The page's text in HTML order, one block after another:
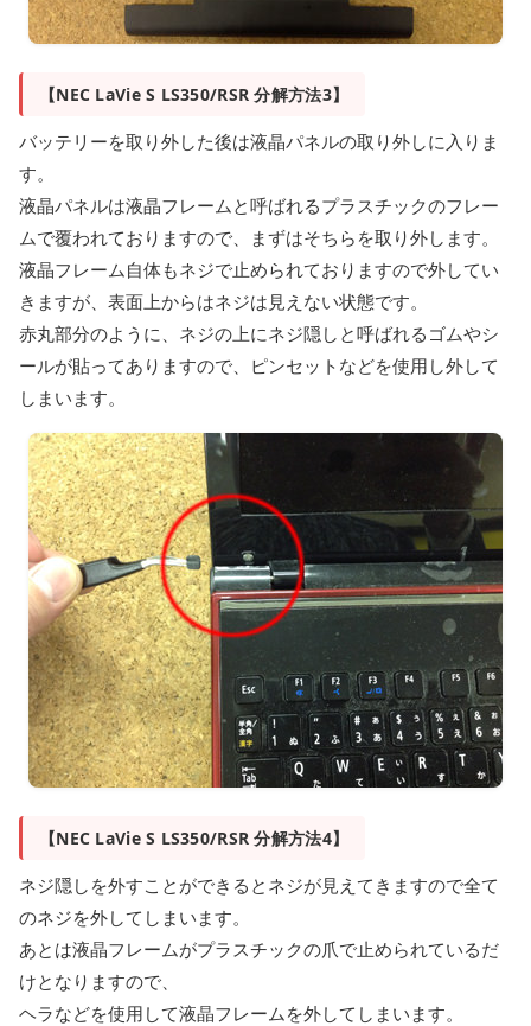
【NEC LaVie S LS350/RSR 分解方法3】
バッテリーを取り外した後は液晶パネルの取り外しに入りま
す。
液晶パネルは液晶フレームと呼ばれるプラスチックのフレー
ムで覆われておりますので、まずはそちらを取り外します。
液晶フレーム自体もネジで止められておりますので外してい
きますが、表面上からはネジは見えない状態です。
赤丸部分のように、ネジの上にネジ隠しと呼ばれるゴムやシ
ールが貼ってありますので、ピンセットなどを使用し外して
しまいます。
【NEC LaVie S LS350/RSR 分解方法4】
ネジ隠しを外すことができるとネジが見えてきますので全て
のネジを外してしまいます。
あとは液晶フレームがプラスチックの爪で止められているだ
けとなりますので、
ヘラなどを使用して液晶フレームを外してしまいます。